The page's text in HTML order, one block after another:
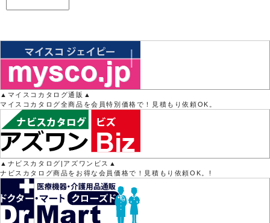
▲マイスコカタログ通販▲
マイスコカタログ全商品を会員特別価格で！見積もり依頼OK。
▲ナビスカタログ|アズワンビス▲
ナビスカタログ商品をお得な会員価格で！見積もり依頼OK。!